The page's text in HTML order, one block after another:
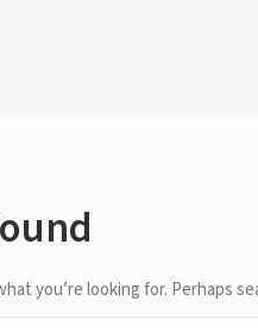
you’re looking for. Perhaps